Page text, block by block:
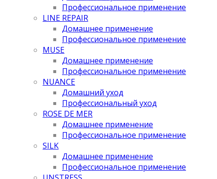
Профессиональное применение
LINE REPAIR
Домашнее применение
Профессиональное применение
MUSE
Домашнее применение
Профессиональное применение
NUANCE
Домашний уход
Профессиональный уход
ROSE DE MER
Домашнее применение
Профессиональное применение
SILK
Домашнее применение
Профессиональное применение